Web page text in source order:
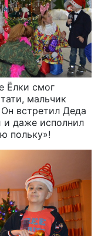
Ёлки смог
мальчик
встретил Деда
и даже исполнил
польку»!